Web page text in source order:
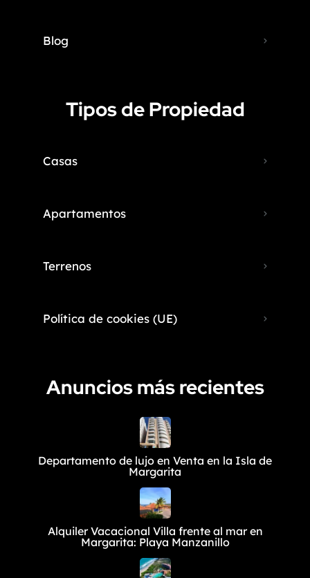
Blog
Tipos de Propiedad
Casas
Apartamentos
Terrenos
Política de cookies (UE)
Anuncios más recientes
Departamento de lujo en Venta en la Isla de
Margarita
Alquiler Vacacional Villa frente al mar en
Margarita: Playa Manzanillo